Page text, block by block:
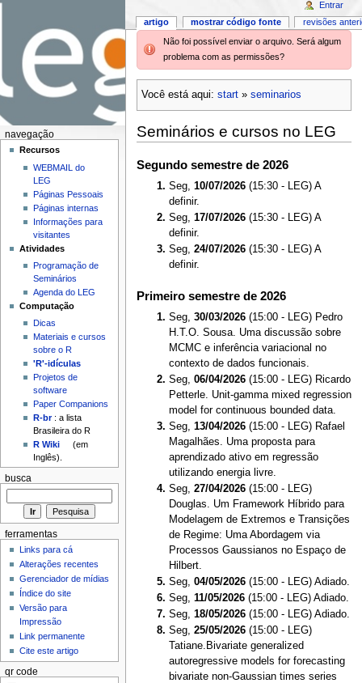
Não foi possível enviar o arquivo. Será algum
problema com as permissões?
Você está aqui: start» seminarios
Seminários e cursos no LEG
Segundo semestre de 2026
Seg,10/07/2026 (15:30 - LEG) A
definir.
Seg,17/07/2026 (15:30 - LEG) A
definir.
Seg,24/07/2026 (15:30 - LEG) A
definir.
Primeiro semestre de 2026
Seg,30/03/2026 (15:00 - LEG) Pedro
H.T.O. Sousa. Uma discussão sobre
MCMC e inferência variacional no
contexto de dados funcionais.
Seg,06/04/2026 (15:00 - LEG) Ricardo
Petterle. Unit-gamma mixed regression
model for continuous bounded data.
Seg,13/04/2026 (15:00 - LEG) Rafael
Magalhães. Uma proposta para
aprendizado ativo em regressão
utilizando energia livre.
Seg,27/04/2026 (15:00 - LEG)
Douglas. Um Framework Híbrido para
Modelagem de Extremos e Transições
de Regime: Uma Abordagem via
Processos Gaussianos no Espaço de
Hilbert.
Seg,04/05/2026 (15:00 - LEG) Adiado.
Seg,11/05/2026 (15:00 - LEG) Adiado.
Seg,18/05/2026 (15:00 - LEG) Adiado.
Seg,25/05/2026 (15:00 - LEG)
Tatiane.Bivariate generalized
autoregressive models for forecasting
bivariate non-Gaussian times series
artigo mostrar código fonte revisões
Entrar
navegação
Recursos
WEBMAIL do
LEG
Páginas Pessoais
Páginas internas
Informações para
visitantes
Atividades
Programação de
Seminários
Agenda do LEG
Computação
Dicas
Materiais e cursos
sobre o R
'R'-idículas
Projetos de
software
Paper Companions
R-br: a lista
Brasileira do R
R Wiki
(em
Inglês).
busca
ferramentas
Links para cá
Alterações recentes
Gerenciador de mídias
Índice do site
Versão para
Impressão
Link permanente
Cite este artigo
qr code